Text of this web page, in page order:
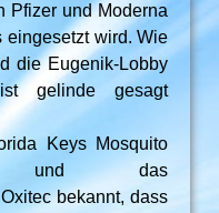
Pfizer und Moderna
eingesetzt wird. Wie
die Eugenik-Lobby
ist gelinde gesagt
Keys Mosquito
und das
bekannt, dass